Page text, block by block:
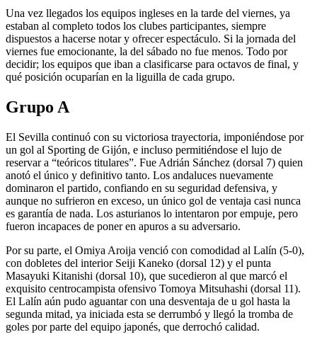
Una vez llegados los equipos ingleses en la tarde del viernes, ya
estaban al completo todos los clubes participantes, siempre
dispuestos a hacerse notar y ofrecer espectáculo. Si la jornada del
viernes fue emocionante, la del sábado no fue menos. Todo por
decidir; los equipos que iban a clasificarse para octavos de final, y
qué posición ocuparían en la liguilla de cada grupo.
Grupo A
El Sevilla continuó con su victoriosa trayectoria, imponiéndose por
un gol al Sporting de Gijón, e incluso permitiéndose el lujo de
reservar a “teóricos titulares”. Fue Adrián Sánchez (dorsal 7) quien
anotó el único y definitivo tanto. Los andaluces nuevamente
dominaron el partido, confiando en su seguridad defensiva, y
aunque no sufrieron en exceso, un único gol de ventaja casi nunca
es garantía de nada. Los asturianos lo intentaron por empuje, pero
fueron incapaces de poner en apuros a su adversario.
Por su parte, el Omiya Aroija venció con comodidad al Lalín (5-0),
con dobletes del interior Seiji Kaneko (dorsal 12) y el punta
Masayuki Kitanishi (dorsal 10), que sucedieron al que marcó el
exquisito centrocampista ofensivo Tomoya Mitsuhashi (dorsal 11).
El Lalín aún pudo aguantar con una desventaja de u gol hasta la
segunda mitad, ya iniciada esta se derrumbó y llegó la tromba de
goles por parte del equipo japonés, que derrochó calidad.